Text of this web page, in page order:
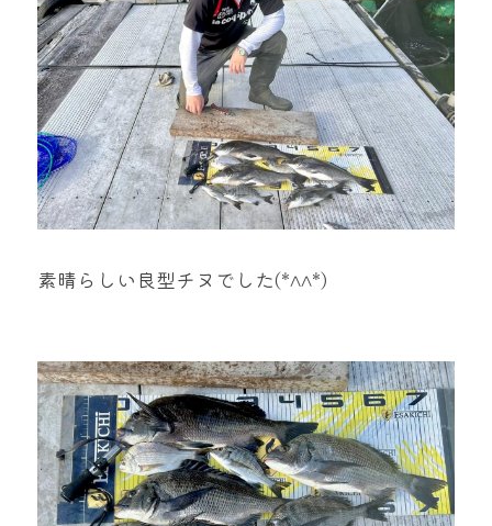
お問い合わせ
素晴らしい良型チヌでした(*^^*)